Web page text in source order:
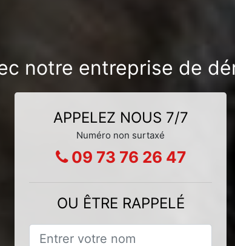
notre entreprise de
APPELEZ NOUS 7/7
Numéro non surtaxé
09 73 76 26 47
OU ÊTRE RAPPELÉ